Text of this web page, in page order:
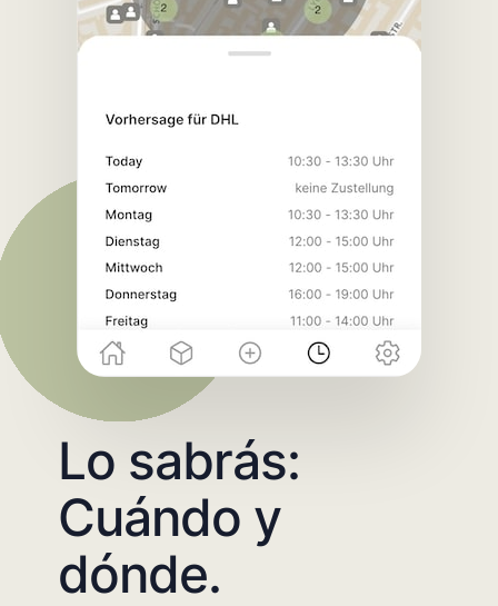
Lo sabrás:
Cuándo y
dónde.